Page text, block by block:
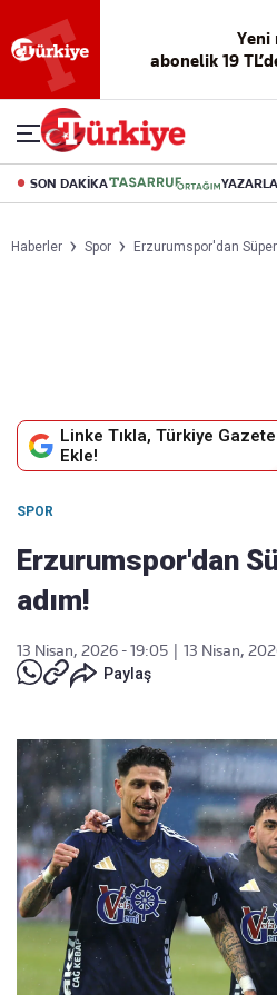
okuma
deneyimi
dijital arşiv
SON DAKİKA
Haberler Spor Erzurumspor'dan
Linke Tıkla, Türkiye
Ekle!
SPOR
Erzurumspor'dan
adım!
13 Nisan, 2026 - 19:05
13 Nisan,
Paylaş